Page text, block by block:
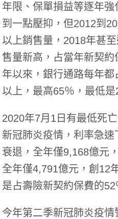
年限、保單損益等逐年
到一點壓抑，但2012到
以上銷售量，2018年甚
售量新高，占當年新契
年以來，銀行通路每年
以上，最高65％，最低是
2020年7月1日有最低死
新冠肺炎疫情，利率急
衰退，全年僅9,168億元
全年僅4,791億元，創12
是占壽險新契約保費的52
今年第二季新冠肺炎疫